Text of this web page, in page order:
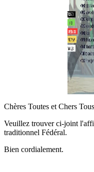
Chères Toutes et Chers
Veuillez trouver ci-joint
traditionnel Fédéral.
Bien cordialement.